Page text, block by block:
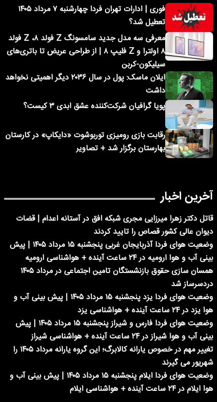
فوری | ادارات تهران فردا چهارشنبه ۷ مرداد ۱۴۰۵
تعطیل شد؟
معرفی سه مدل جدید سامسونگ Z فولد ۸، Z فولد
۸ اولترا و Z فلیپ ۸ | از طراحی عریض تا باتری‌های
سیلیکون-کربن
ایلان ماسک: پول در سال ۲۰۳۶ دیگر اهمیتی نخواهد
داشت
پویا گرافیان شرکت‌کننده عشق ابدی ۳ کیست؟
رقابت بازی رومیزی توربوشوت «دایکاپ» در کارستان
بهارستان برگزار شد + تصاویر
آخرین اخبار
قاتل دکتر زهرا میرزایی مجری شبکه افق در آستانه اعدام | قضات
دیوان عالی کشور قصاص را تایید کردند
وضعیت هوای فردا آذربایجان غربی پنجشنبه ۱۵ مرداد ۱۴۰۵ | پیش
بینی آب و هوا ارومیه در ۲۴ ساعت آینده + هواشناسی ارومیه
همسان سازی حقوق بازنشستگان تامین اجتماعی در مرداد ۱۴۰۵
دردسرساز شد
وضعیت هوای فردا یزد پنجشنبه ۱۵ مرداد ۱۴۰۵ | پیش بینی آب و
هوا یزد در ۲۴ ساعت آینده + هواشناسی یزد
وضعیت هوای فردا فارس و شیراز پنجشنبه ۱۵ مرداد ۱۴۰۵ | پیش
بینی آب و هوا شیراز در ۲۴ ساعت آینده + هواشناسی شیراز
تغییر مهم در خصوص یارانه کالابرگ؛ این گروه یارانه مرداد ۱۴۰۵ را
شهریور می گیرند
وضعیت هوای فردا ایلام پنجشنبه ۱۵ مرداد ۱۴۰۵ | پیش بینی آب و
هوا ایلام در ۲۴ ساعت آینده + هواشناسی ایلام